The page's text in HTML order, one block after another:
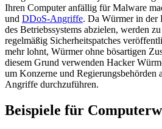
Ihren Computer anfällig für Malware
und DDoS-Angriffe. Da Würmer in der
des Betriebssystems abzielen, werden
regelmäßig Sicherheitspatches
mehr lohnt, Würmer ohne bösartigen
diesem Grund verwenden Hacker
um Konzerne und Regierungsbehörden
Angriffe durchzuführen.
Beispiele für